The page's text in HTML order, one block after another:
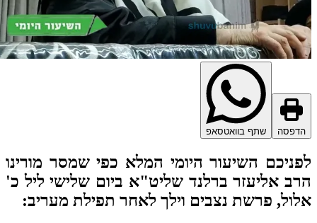
שתף בוואטסאפ
השיעור היומי המלא כפי שמסר מורינו
אליעזר ברלנד שליט"א ביום שלישי ליל כ'
פרשת נצבים וילך לאחר תפילת מעריב: